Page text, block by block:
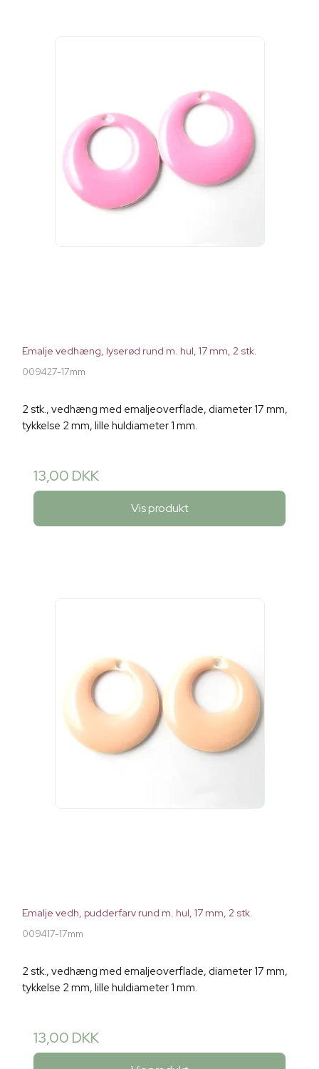
Emalje vedhæng, lyserød rund m. hul, 17 mm, 2 stk.
009427-17mm
2 stk., vedhæng med emaljeoverflade, diameter 17 mm,
tykkelse 2 mm, lille huldiameter 1 mm.
13,00 DKK
Vis produkt
Emalje vedh, pudderfarv rund m. hul, 17 mm, 2 stk.
009417-17mm
2 stk., vedhæng med emaljeoverflade, diameter 17 mm,
tykkelse 2 mm, lille huldiameter 1 mm.
13,00 DKK